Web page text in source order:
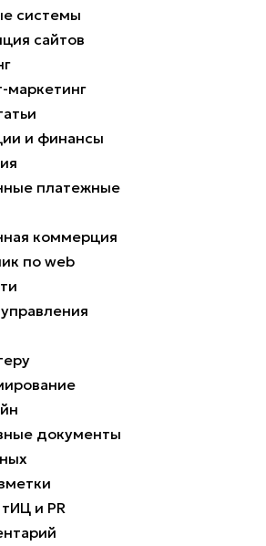
системы
сайтов
маркетинг
и финансы
платежные
коммерция
по web
документы
и PR